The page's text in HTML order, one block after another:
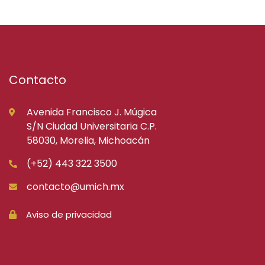
Contacto
Avenida Francisco J. Múgica
S/N Ciudad Universitaria C.P.
58030, Morelia, Michoacán
(+52) 443 322 3500
contacto@umich.mx
Aviso de privacidad